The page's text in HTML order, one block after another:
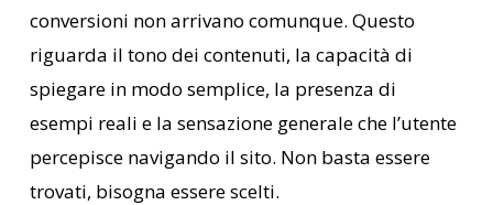
conversioni non arrivano comunque. Questo
riguarda il tono dei contenuti, la capacità di
spiegare in modo semplice, la presenza di
esempi reali e la sensazione generale che l’utente
percepisce navigando il sito. Non basta essere
trovati, bisogna essere scelti.